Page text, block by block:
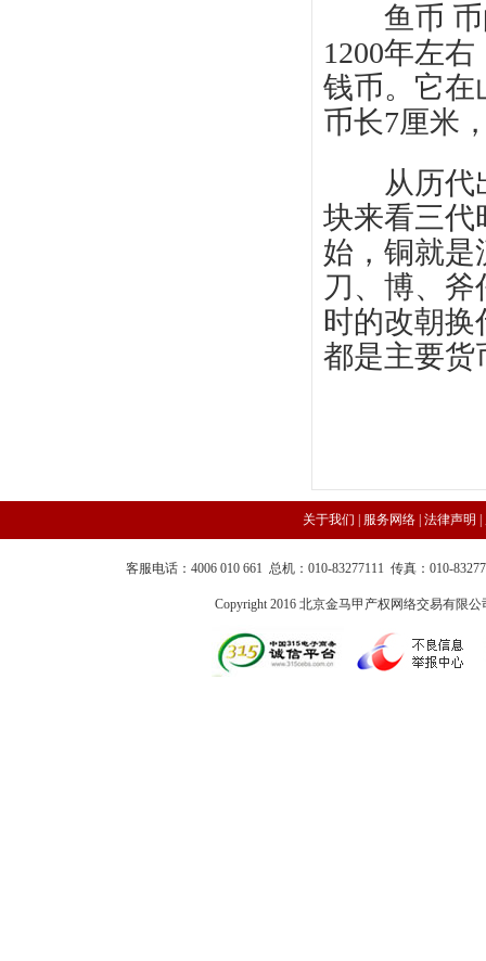
鱼币 币
1200年左
钱币。它在
币长7厘米
从历代出
块来看三代
始，铜就是
刀、博、
时的改朝
都是主要货
关于我们 | 服务网络 法律声明
客服电话：4006 010 661 总机：010-83277111 传真：010-
Copyright 2016 北京金马甲产权网络交易有限